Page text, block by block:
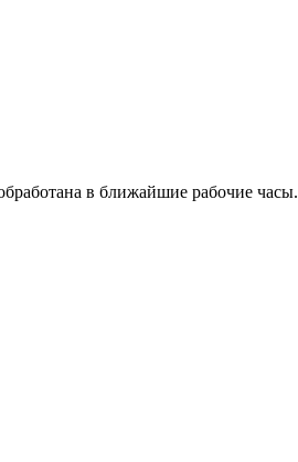
в ближайшие рабочие часы.